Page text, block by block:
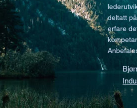
deltatt
erfare